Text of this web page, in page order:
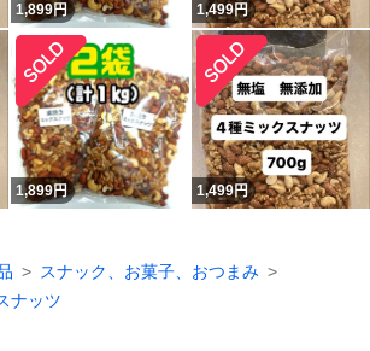
1,899円 1,499円
1,899円 1,499円
スナック、お菓子、おつまみ
ナッツ